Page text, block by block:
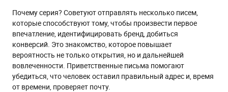
Почему серия? Советуют отправлять несколько писем,
которые способствуют тому, чтобы произвести первое
впечатление, идентифицировать бренд, добиться
конверсий. Это знакомство, которое повышает
вероятность не только открытия, но и дальнейшей
вовлеченности. Приветственные письма помогают
убедиться, что человек оставил правильный адрес и, время
от времени, проверяет почту.